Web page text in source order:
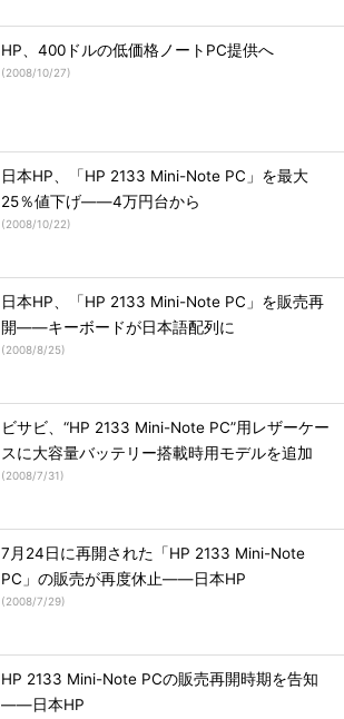
HP、400ドルの低価格ノートPC提供へ
(2008/10/27)
日本HP、「HP 2133 Mini-Note PC」を最大
25％値下げ――4万円台から
(2008/10/22)
日本HP、「HP 2133 Mini-Note PC」を販売再
開――キーボードが日本語配列に
(2008/8/25)
ビサビ、“HP 2133 Mini-Note PC”用レザーケー
スに大容量バッテリー搭載時用モデルを追加
(2008/7/31)
7月24日に再開された「HP 2133 Mini-Note
PC」の販売が再度休止――日本HP
(2008/7/29)
HP 2133 Mini-Note PCの販売再開時期を告知
――日本HP